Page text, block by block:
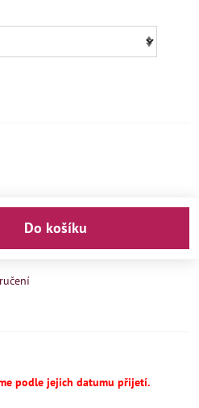
Do košíku
podle jejich datumu přijetí.